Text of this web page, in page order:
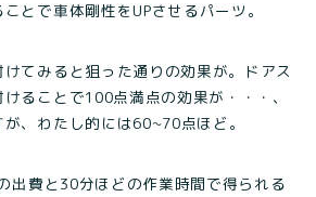
とで車体剛性をUPさせるパーツ。
てみると狙った通りの効果が。ドアス
ることで100点満点の効果が・・・、
、わたし的には60~70点ほど。
出費と30分ほどの作業時間で得られる